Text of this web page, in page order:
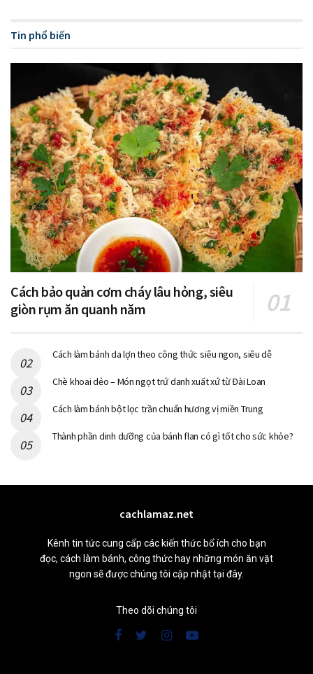
Tin phổ biến
Cách bảo quản cơm cháy lâu hỏng, siêu
giòn rụm ăn quanh năm
Cách làm bánh da lợn theo công thức siêu ngon, siêu dễ
Chè khoai dẻo – Món ngọt trứ danh xuất xứ từ Đài Loan
Cách làm bánh bột lọc trần chuẩn hương vị miền Trung
Thành phần dinh dưỡng của bánh flan có gì tốt cho sức khỏe?
cachlamaz.net
Kênh tin tức cung cấp các kiến thức bổ ích cho bạn
đọc, cách làm bánh, công thức hay những món ăn vặt
ngon sẽ được chúng tôi cập nhật tại đây.
Theo dõi chúng tôi